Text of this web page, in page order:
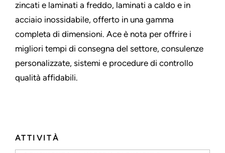
ATTIVITÀ
zincati e laminati a freddo, laminati a caldo e in
acciaio inossidabile, offerto in una gamma
completa di dimensioni. Ace è nota per offrire i
migliori tempi di consegna del settore, consulenze
personalizzate, sistemi e procedure di controllo
qualità affidabili.